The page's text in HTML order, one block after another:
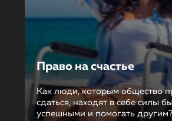
Право на счастье
Как люди, которым общество
сдаться, находят в себе силы
успешными и помогать другим?